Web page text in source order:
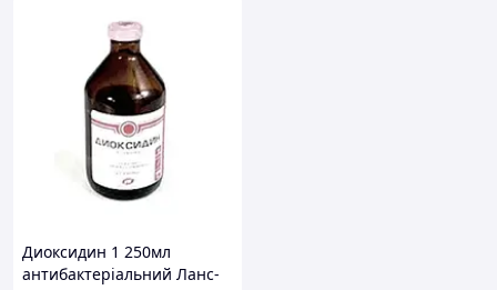
Диоксидин 1 250мл
антибактеріальний Ланс-